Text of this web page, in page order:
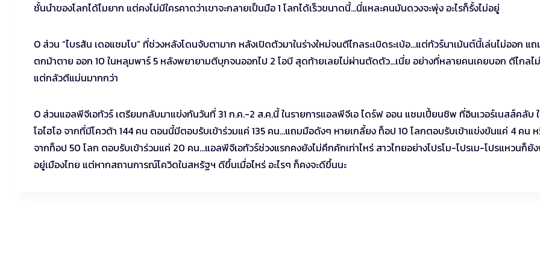
ชั้นนำของโลกได้ไมยาก แต่คงไม่มีใครคาดว่าเขาจะกลายเป็นมือ 1 โลกได้เร็วขนาดนี้…นี่แหละคนมันดวงจะพุ่ง อะไรก็รั้งไม่อยู่
O ส่วน “ไบรสัน เดอแชมโบ” ที่ช่วงหลังโดนจับตามาก หลังเปิดตัวมาในร่างใหม่จนตีไกลระเบิดระเบ้อ…แต่ทัวร์นาเม้นต์นี้เล่นไม่ออก แถ
ตกม้าตาย ออก 10 ในหลุมพาร์ 5 หลังพยายามตีบุกจนออกไป 2 โอบี สุดท้ายเลยไม่ผ่านตัดตัว…เนี่ย อย่างที่หลายคนเคยบอก ตีไกลไ
แต่กลัวตีแม่นมากกว่า
O ส่วนแอลพีจีเอทัวร์ เตรียมกลับมาแข่งกันวันที่ 31 ก.ค.-2 ส.ค.นี้ ในรายการแอลพีจีเอ ไดร์ฟ ออน แชมเปี้ยนชิพ ที่อินเวอร์เนสส์คลับ
โอไฮโอ จากที่มีโควต้า 144 คน ตอนนี้มีตอบรับเข้าร่วมแค่ 135 คน…แถมมือดังๆ หายเกลี้ยง ท็อป 10 โลกตอบรับเข้าแข่งขันแค่ 4 คน
จากท็อป 50 โลก ตอบรับเข้าร่วมแค่ 20 คน…แอลพีจีเอทัวร์ช่วงแรกคงยังไม่คึกคักเท่าไหร่ สาวไทยอย่างโปรโม-โปรเม-โปรแหวนก็ยั
อยู่เมืองไทย แต่หากสถานการณ์โควิดในสหรัฐฯ ดีขึ้นเมื่อไหร่ อะไรๆ ก็คงจะดีขึ้นนะ